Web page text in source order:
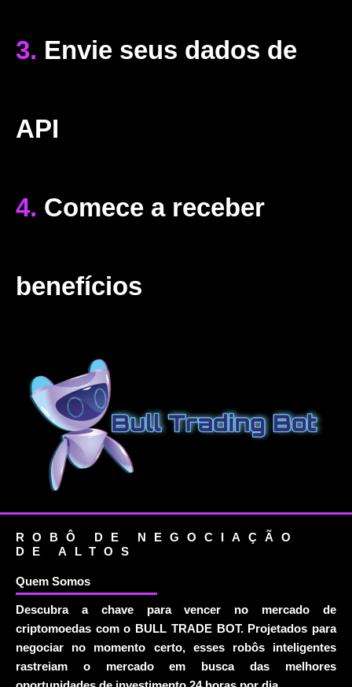
3. Envie seus dados de
API
4. Comece a receber
benefícios
ROBÔ DE NEGOCIAÇÃO
DE ALTOS
Quem Somos
Descubra a chave para vencer no mercado de
criptomoedas com o BULL TRADE BOT. Projetados para
negociar no momento certo, esses robôs inteligentes
rastreiam o mercado em busca das melhores